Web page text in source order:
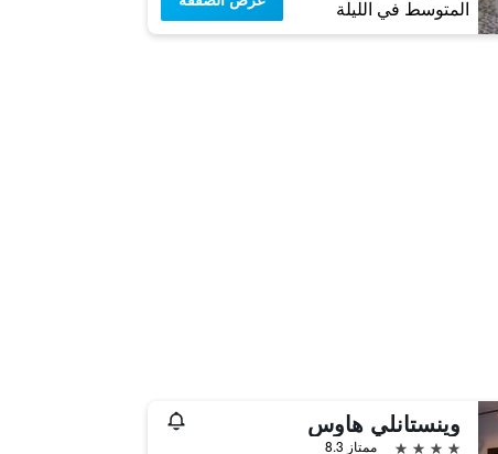
المتوسط في الليلة
وينستانلي هاوس
4 نجوم
ممتاز 8.3